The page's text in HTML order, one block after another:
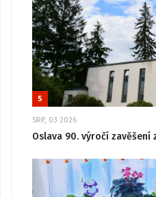
5
SRP, 03 2026
Oslava 90. výročí zavěšení